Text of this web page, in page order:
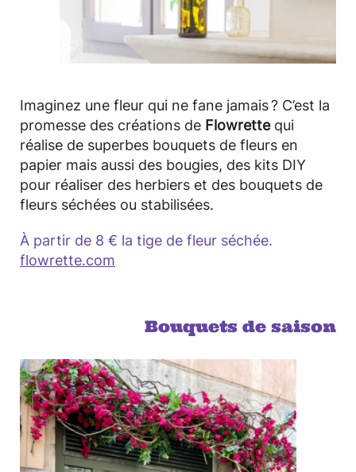
Imaginez une fleur qui ne fane jamais ? C’est la
promesse des créations de Flowrette qui
réalise de superbes bouquets de fleurs en
papier mais aussi des bougies, des kits DIY
pour réaliser des herbiers et des bouquets de
fleurs séchées ou stabilisées.
À partir de 8 € la tige de fleur séchée.
flowrette.com
Bouquets de saison